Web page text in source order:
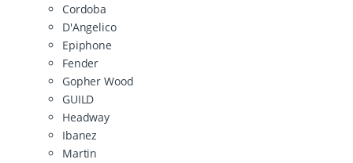
Cordoba
D'Angelico
Epiphone
Fender
Gopher Wood
GUILD
Headway
Ibanez
Martin